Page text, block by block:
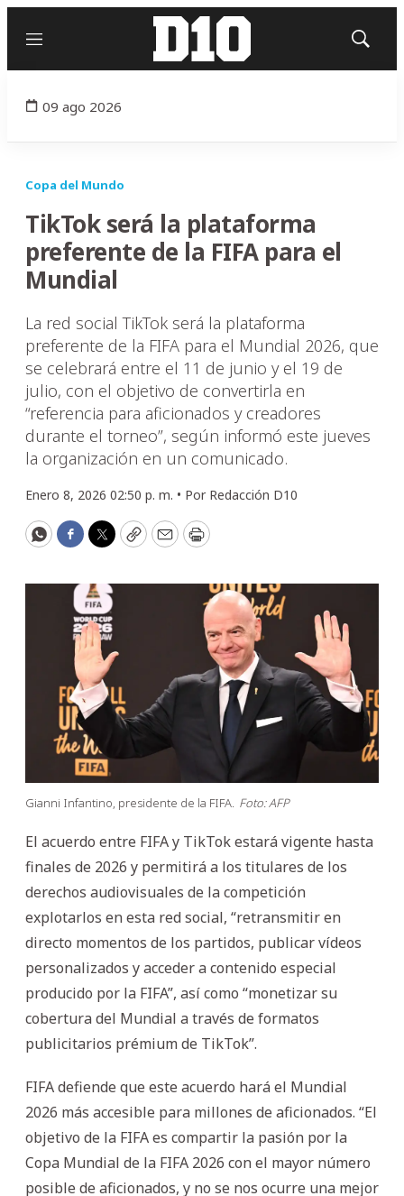
Menú
Mostrar
09 ago 2026
Copa del Mundo
TikTok será la plataforma
preferente de la FIFA para el
Mundial
La red social TikTok será la plataforma
preferente de la FIFA para el Mundial 2026, que
se celebrará entre el 11 de junio y el 19 de
julio, con el objetivo de convertirla en
“referencia para aficionados y creadores
durante el torneo”, según informó este jueves
la organización en un comunicado.
Enero 8, 2026 02:50 p. m. • Por Redacción D10
WhatsApp
Facebook
Twitter
CopyEmailPrint
Gianni Infantino, presidente de la FIFA. Foto: AFP
El acuerdo entre FIFA y TikTok estará vigente hasta
finales de 2026 y permitirá a los titulares de los
derechos audiovisuales de la competición
explotarlos en esta red social, “retransmitir en
directo momentos de los partidos, publicar vídeos
personalizados y acceder a contenido especial
producido por la FIFA”, así como “monetizar su
cobertura del Mundial a través de formatos
publicitarios prémium de TikTok”.
FIFA defiende que este acuerdo hará el Mundial
2026 más accesible para millones de aficionados. “El
objetivo de la FIFA es compartir la pasión por la
Copa Mundial de la FIFA 2026 con el mayor número
posible de aficionados, y no se nos ocurre una mejor